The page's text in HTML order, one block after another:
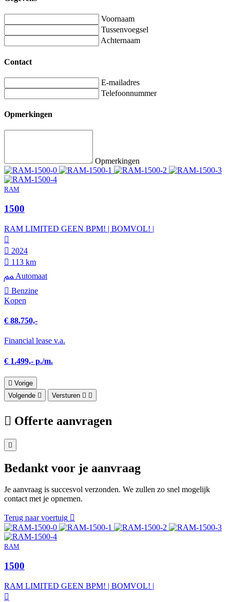
Voornaam
Tussenvoegsel
Achternaam
Contact
E-mailadres
Telefoonnummer
Opmerkingen
Opmerkingen
RAM
1500
RAM LIMITED GEEN BPM! | BOMVOL! |
2024
113 km
Automaat
Benzine
Kopen
€ 88.750,-
Financial lease v.a.
€ 1.499,- p./m.
Vorige
Volgende
Versturen
Offerte aanvragen
Bedankt voor je aanvraag
Je aanvraag is succesvol verzonden. We zullen zo snel mogelijk
contact met je opnemen.
Terug naar voertuig
RAM
1500
RAM LIMITED GEEN BPM! | BOMVOL! |